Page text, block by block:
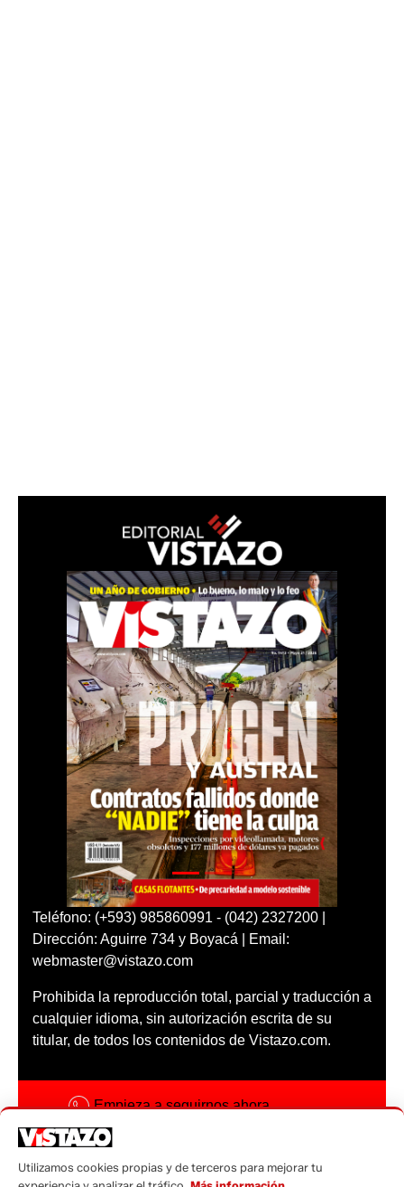
Teléfono: (+593) 985860991 - (042) 2327200 |
Dirección: Aguirre 734 y Boyacá | Email:
webmaster@vistazo.com
Prohibida la reproducción total, parcial y traducción a
cualquier idioma, sin autorización escrita de su
titular, de todos los contenidos de Vistazo.com.
Empieza a seguirnos ahora
Código ética
Utilizamos cookies propias y de terceros para mejorar tu